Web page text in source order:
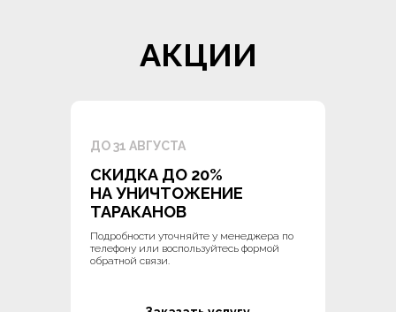
АКЦИИ
ДО 31 АВГУСТА
СКИДКА ДО 20%
НА УНИЧТОЖЕНИЕ
ТАРАКАНОВ
Подробности уточняйте у менеджера по
телефону или воспользуйтесь формой
обратной связи.